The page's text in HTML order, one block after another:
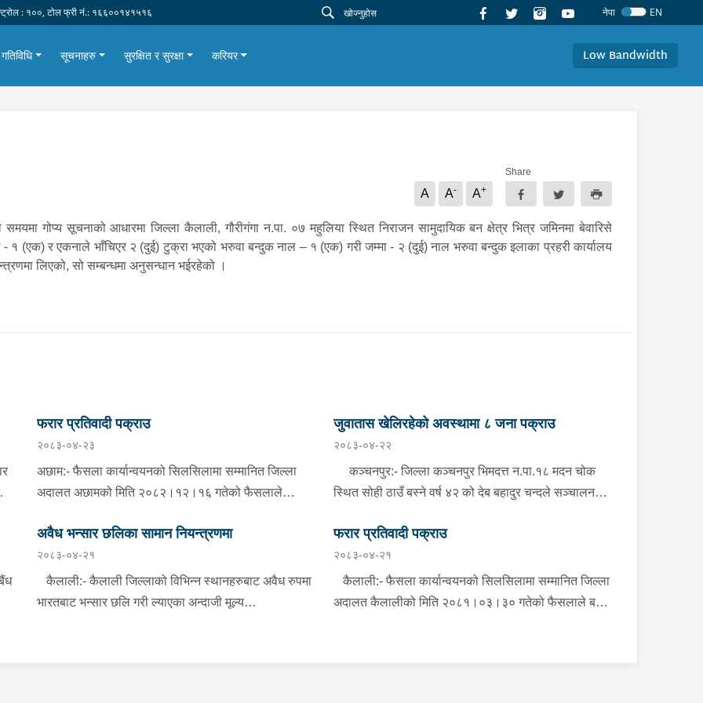
: १००, टोल फ्री नं.: १६६००१४१५१६ नेपा EN
गतिविधि सूचनाहरु सुरक्षित र सुरक्षा करियर Low Bandwidth
A A- A+
Share
गोप्य सूचनाको आधारमा जिल्ला कैलाली, गौरीगंगा न.पा. ०७ महुलिया स्थित निराजन सामुदायिक बन क्षेत्र भित्र जमिनमा बेवारिसे
१ (एक) र एकनाले भाँचिएर २ (दुई) टुक्रा भएको भरुवा बन्दुक नाल – १ (एक) गरी जम्मा - २ (दुई) नाल भरुवा बन्दुक इलाका प्रहरी कार्यालय
लिएको, सो सम्बन्धमा अनुसन्धान भईरहेको ।
फरार प्रतिवादी पक्राउ
२०८३-०४-२३
अछाम:- फैसला कार्यान्वयनको सिलसिलामा सम्मानित जिल्ला
अदालत अछामको मिति २०८२।१२।१६ गतेको फैसलाले
रु.५,०००।– ( पाँच हजार ) जरिवाना तोकिएको जिल्ला अछाम
बान्निगढी जयगढ गा.पा. वडा नं ६ दर्ना बस्ने भिम बहादुर
साउँदलाई प्रहरी चौकी जयगढ,अछामबाट खटिएको प्रहरी
टोलीले शुक्रबार दिउँसो निजको घर ठेगानाबाट पक्राउ गरेको छ
जुवातास खेलिरहेको अवस्थामा ८ जना पक्राउ
२०८३-०४-२२
कञ्चनपुर:- जिल्ला कञ्चनपुर भिमदत्त न.पा.१८ मदन चोक
स्थित सोही ठाउँ बस्ने वर्ष ४२ को देब बहादुर चन्दले सञ्चालन
बहादुर चन्द सहित ८ जनालाई बिहीबार साँझ गोप्य सुचनाको
आधारमा जिल्ला प्रहरी कार्यालय कञ्चनपुरबाट खटिएको प्रहरी
टोलीले नगद रु.५५,०८०।- ( पचपन्न हजार असी) र २ गड्डी
तास सहित पक्राउ गरेको छ । यस सम्बन्धमा प्रहरीले
अवैध भन्सार छलिका सामान नियन्त्रणमा
२०८३-०४-२१
कैलाली:- कैलाली जिल्लाको विभिन्न स्थानहरुबाट अवैध रुपमा
भारतबाट भन्सार छलि गरी ल्याएका अन्दाजी मूल्य
फरार प्रतिवादी पक्राउ
२०८३-०४-२१
कैलाली:- फैसला कार्यान्वयनको सिलसिलामा सम्मानित जिल्ला
अदालत कैलालीको मिति २०८१।०३।३० गतेको फैसलाले बहु-